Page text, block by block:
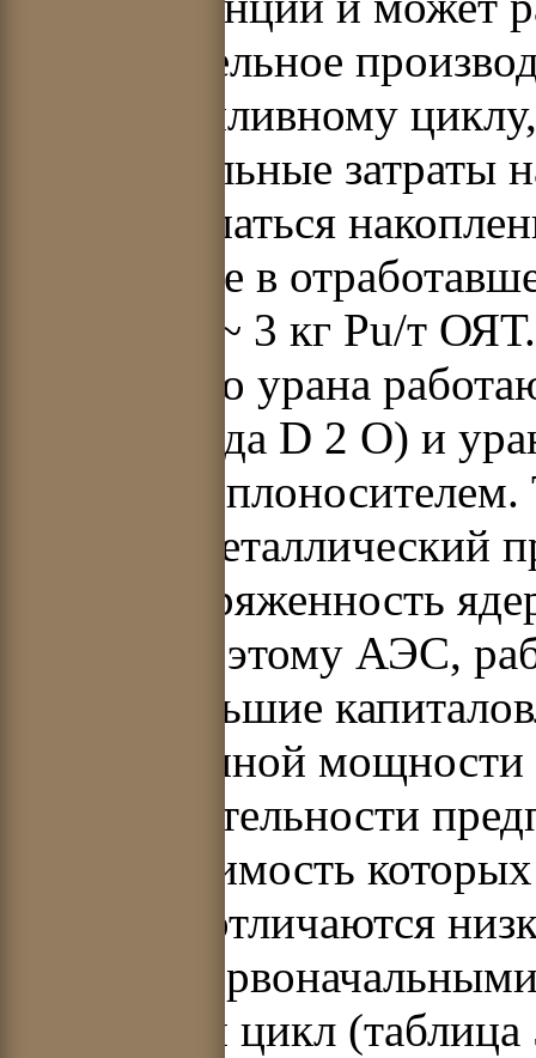
самостоятельное
такому топливному
первоначальные
могут окупаться
содержание в
достигать ~ 3 кг Pu/т
природного урана
тяжелая вода D 2 О) и
газовым
является
энергонапряженность
низкие. Поэтому АЭС,
имеют большие
установленной
производительности
цикла, стоимость
реакторы отличаются
малыми
топливный цикл